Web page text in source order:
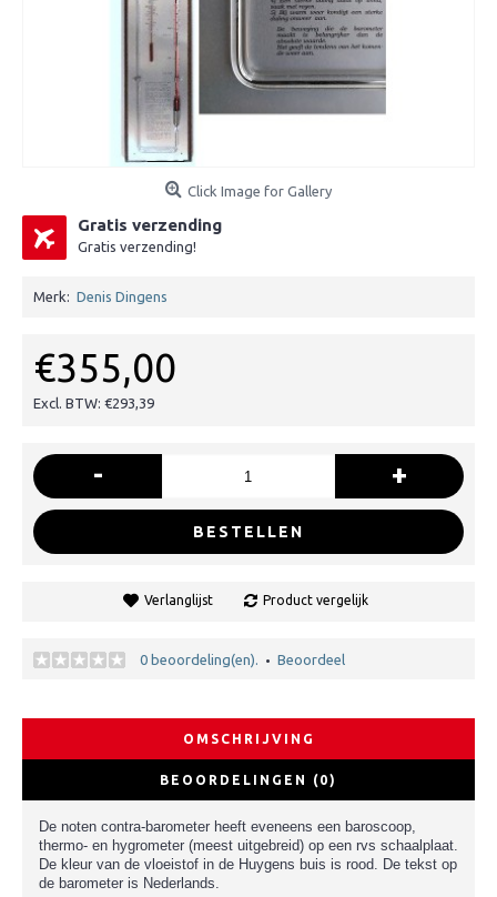
Click Image for Gallery
Gratis verzending
Gratis verzending!
Merk: Denis Dingens
€355,00
Excl. BTW: €293,39
- +
BESTELLEN
Verlanglijst Product vergelijk
0 beoordeling(en). • Beoordeel
OMSCHRIJVING
BEOORDELINGEN (0)
De noten contra-barometer heeft eveneens een baroscoop,
thermo- en hygrometer (meest uitgebreid) op een rvs schaalplaat.
De kleur van de vloeistof in de Huygens buis is rood. De tekst op
de barometer is Nederlands.